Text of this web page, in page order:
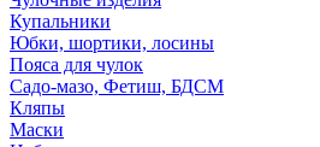
Купальники
Юбки, шортики, лосины
Пояса для чулок
Садо-мазо, Фетиш, БДСМ
Кляпы
Маски